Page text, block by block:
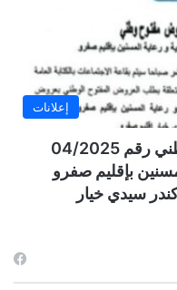
إعلانات
إعلان عن طلب عروض مفتوح وطني رقم 04/2025
بإقليم صفرو
سيدي خيار